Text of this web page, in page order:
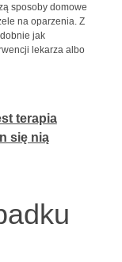
sposoby domowe
na oparzenia. Z
jak
lekarza albo
terapia
się nią